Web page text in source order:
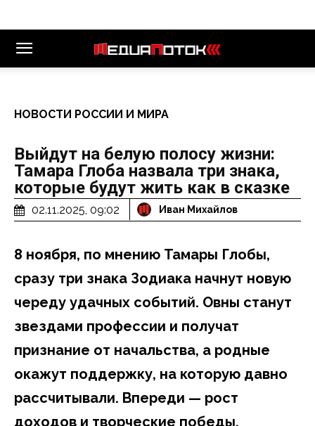
НОВОСТИ РОССИИ И МИРА
Выйдут на белую полосу жизни:
Тамара Глоба назвала три знака,
которые будут жить как в сказке
02.11.2025, 09:02 Иван Михайлов
8 ноября, по мнению Тамары Глобы,
сразу три знака Зодиака начнут новую
череду удачных событий. Овны станут
звездами профессии и получат
признание от начальства, а родные
окажут поддержку, на которую давно
рассчитывали. Впереди — рост
доходов и творческие победы.